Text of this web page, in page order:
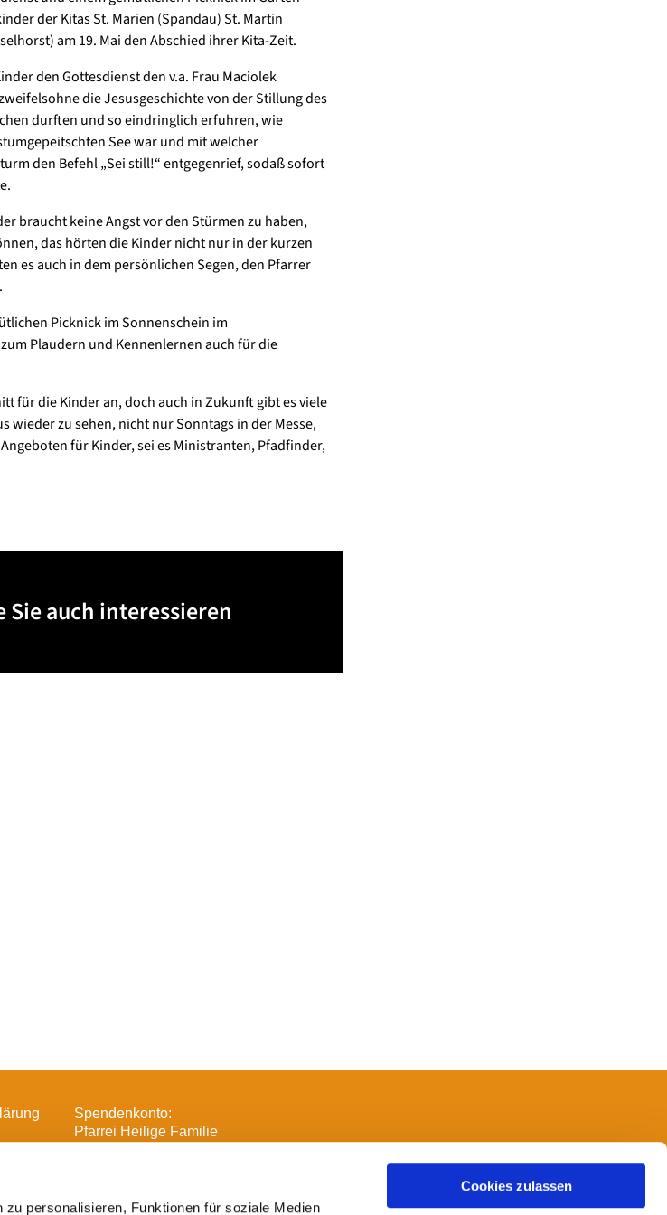
personalisieren, Funktionen für soziale Medien
Cookies zulassen
der Kitas St. Marien (Spandau) St. Martin
am 19. Mai den Abschied ihrer Kita-Zeit.
den Gottesdienst den v.a. Frau Maciolek
die Jesusgeschichte von der Stillung des
durften und so eindringlich erfuhren, wie
See war und mit welcher
den Befehl „Sei still!“ entgegenrief, sodaß sofort
braucht keine Angst vor den Stürmen zu haben,
das hörten die Kinder nicht nur in der kurzen
es auch in dem persönlichen Segen, den Pfarrer
Picknick im Sonnenschein im
Plaudern und Kennenlernen auch für die
für die Kinder an, doch auch in Zukunft gibt es viele
wieder zu sehen, nicht nur Sonntags in der Messe,
für Kinder, sei es Ministranten, Pfadfinder,
Sie auch interessieren
Spendenkonto:
Pfarrei Heilige Familie